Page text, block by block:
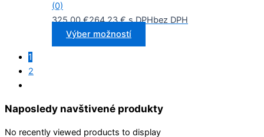
(0)
325,00€264,23€ s DPHbez DPH
Výber možností
1
2
Naposledy navštivené produkty
No recently viewed products to display